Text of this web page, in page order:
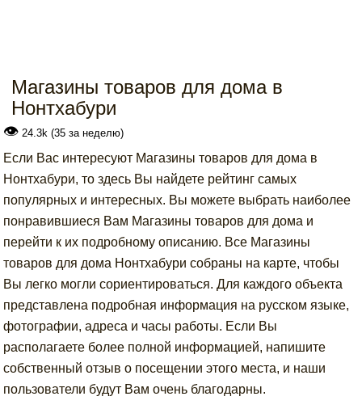
Магазины товаров для дома в
Нонтхабури
👁 24.3k (35 за неделю)
Если Вас интересуют Магазины товаров для дома в
Нонтхабури, то здесь Вы найдете рейтинг самых
популярных и интересных. Вы можете выбрать наиболее
понравившиеся Вам Магазины товаров для дома и
перейти к их подробному описанию. Все Магазины
товаров для дома Нонтхабури собраны на карте, чтобы
Вы легко могли сориентироваться. Для каждого объекта
представлена подробная информация на русском языке,
фотографии, адреса и часы работы. Если Вы
располагаете более полной информацией, напишите
собственный отзыв о посещении этого места, и наши
пользователи будут Вам очень благодарны.